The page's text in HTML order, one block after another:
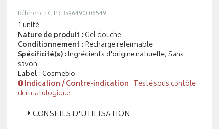
Référence CIP : 3596490006549
1 unité
Nature de produit : Gel douche
Conditionnement : Recharge refermable
Spécificité(s): Ingrédients d'origine naturelle, Sans
savon
Label: Cosmebio
Indication / Contre-indication : Testé sous contôle
dermatologique
CONSEILS D'UTILISATION